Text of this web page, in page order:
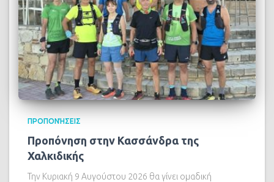
ΠΡΟΠΟΝΉΣΕΙΣ
Προπόνηση στην Κασσάνδρα της
Χαλκιδικής
Την Κυριακή 9 Αυγούστου 2026 θα γίνει ομαδική